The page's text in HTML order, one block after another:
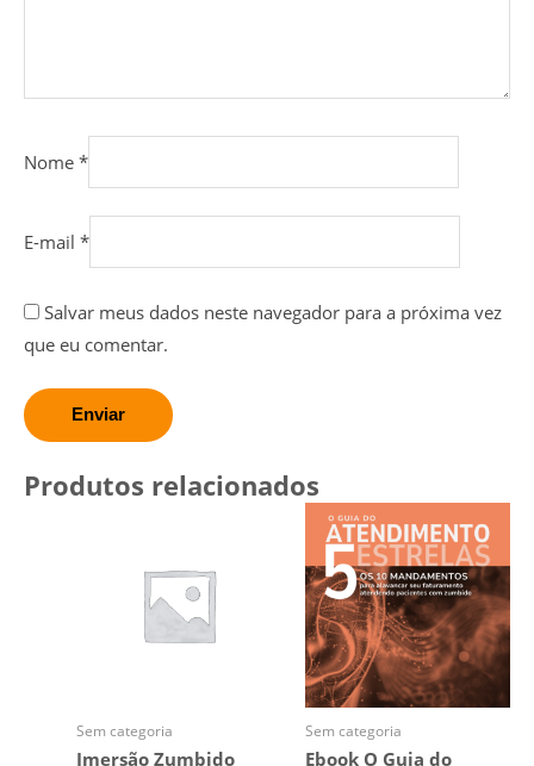
Nome *
E-mail *
Salvar meus dados neste navegador para a próxima vez
que eu comentar.
Produtos relacionados
Sem categoria
Imersão Zumbido
Sem categoria
Ebook O Guia do